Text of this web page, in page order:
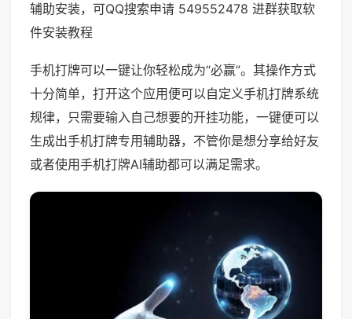
辅助安装，可QQ搜索申请 549552478 进群获取软
件安装教程
手机打牌可以一键让你轻松成为“必赢”。其操作方式
十分简单，打开这个应用便可以自定义手机打牌系统
规律，只需要输入自己想要的开挂功能，一键便可以
生成出手机打牌专用辅助器，不管你是想分享给好友
或者使用手机打牌AI辅助都可以满足需求。